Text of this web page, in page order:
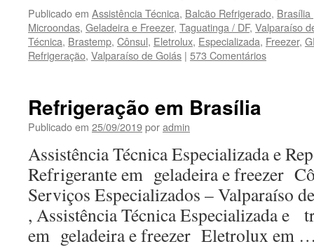
Publicado em Assistência Técnica, Balcão Refrigerado, Brasília
Microondas, Geladeira e Freezer, Taguatinga / DF, Valparaíso
Técnica, Brastemp, Cônsul, Eletrolux, Especializada, Freezer,
Refrigeração, Valparaíso de Goiás | 573 Comentários
Refrigeração em Brasília
Publicado em 25/09/2019poradmin
Assistência Técnica Especializada e
Refrigerante em geladeira e freezer
Serviços Especializados – Valparaíso
, Assistência Técnica Especializada e
em geladeira e freezer Eletrolux em